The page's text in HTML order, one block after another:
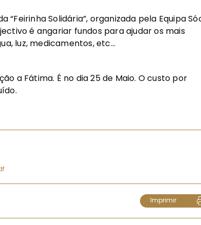
“Feirinha Solidária”, organizada pela Equipa
é angariar fundos para ajudar os mais
luz, medicamentos, etc...
a Fátima. É no dia 25 de Maio. O custo por
Imprimir